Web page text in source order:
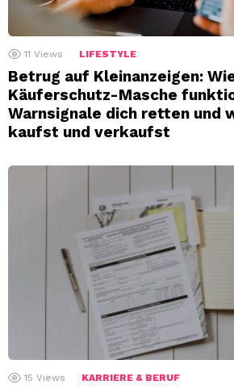
11 Views LIFESTYLE
Betrug auf Kleinanzeigen:
Käuferschutz-Masche
Warnsignale dich retten und
kaufst und verkaufst
15 Views KARRIERE & BERUF